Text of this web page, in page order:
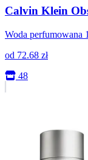
Calvin Klein
Woda perfumowana
od 72.68 zł
48